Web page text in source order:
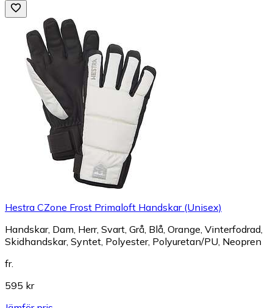
Hestra CZone Frost Primaloft Handskar (Unisex)
Handskar, Dam, Herr, Svart, Grå, Blå, Orange, Vinterfodrad,
Skidhandskar, Syntet, Polyester, Polyuretan/PU, Neopren
fr.
595 kr